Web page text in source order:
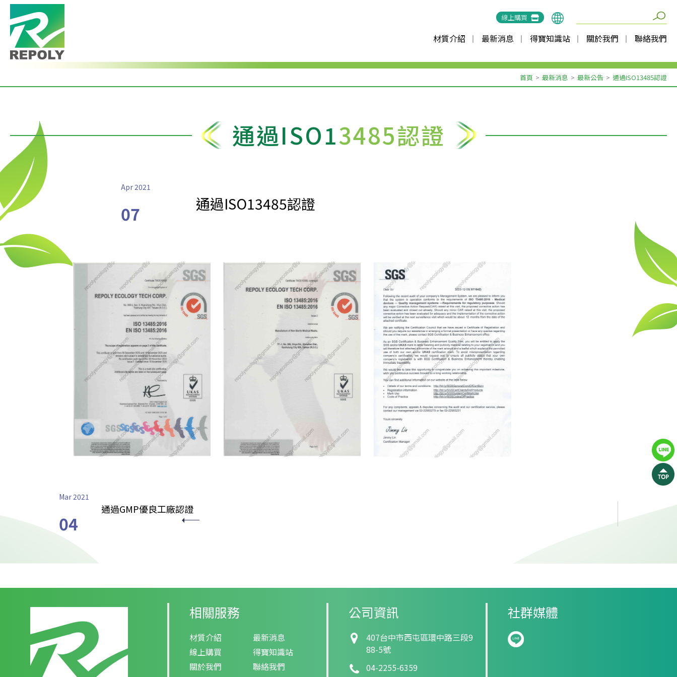
線上購買
材質介紹 最新消息 得寶知識站 關於我們 聯絡我們
首頁 最新消息 最新公告 通過ISO13485認證
通過ISO13485認證
Apr 2021
07 通過ISO13485認證
Mar 2021
04
通過GMP優良工廠認證
相關服務
材質介紹
最新消息
線上購買
得寶知識站
關於我們
聯絡我們
公司資訊
407台中市西屯區環中路三段9
88-5號
04-2255-6359
社群媒體